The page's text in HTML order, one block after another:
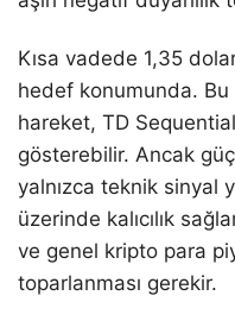
Kısa vadede 1,35
hedef konumunda.
hareket, TD Sequential
gösterebilir. Ancak
yalnızca teknik sinyal
üzerinde kalıcılık
ve genel kripto para
toparlanması gerekir.